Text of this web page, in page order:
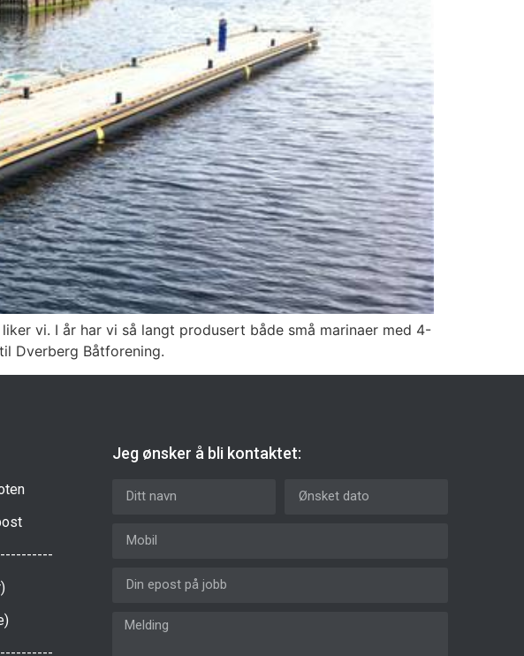
vi. I år har vi så langt produsert både små marinaer med 4-
Dverberg Båtforening.
Jeg ønsker å bli kontaktet: